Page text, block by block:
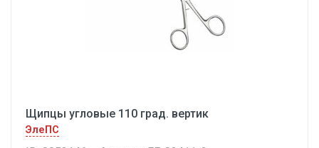
Щипцы угловые 110 град. вертик
ЭлеПС